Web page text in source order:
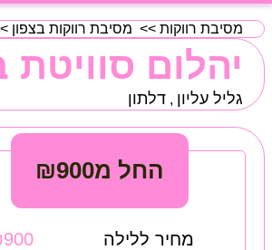
מסיבת רווקות >> מסיבת רווקות בצפון
יהלום סוויטת
גליל עליון , דלתון
החל מ₪900
מחיר ללילה